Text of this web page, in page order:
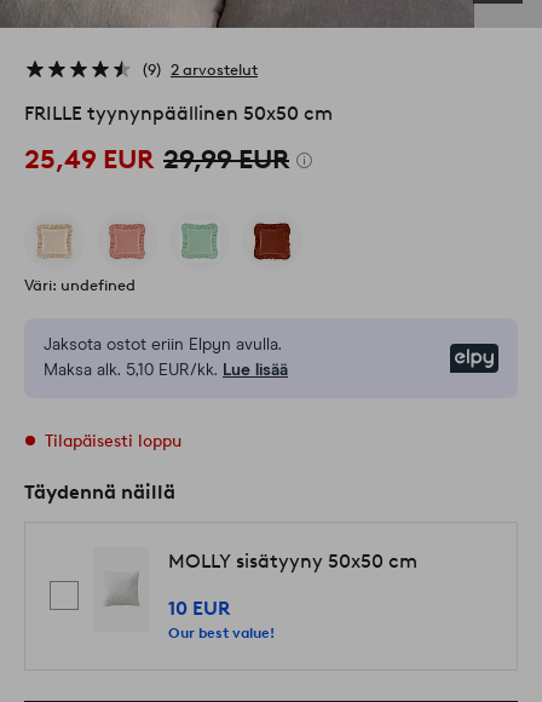
9 2 arvostelut
FRILLE tyynynpäällinen 50x50 cm
25,49 EUR 29,99 EUR
Väri: undefined
Jaksota ostot eriin Elpyn avulla.
Maksa alk. 5,10 EUR/kk. Lue lisää
Tilapäisesti loppu
Täydennä näillä
MOLLY sisätyyny 50x50 cm
10 EUR
Our best value!